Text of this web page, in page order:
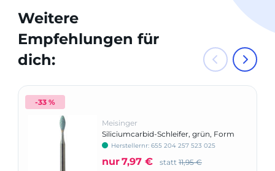
Weitere
Empfehlungen für
dich:
-33 %
Meisinger
Siliciumcarbid-Schleifer, grün, Form
666Herstellernr: 655 204 257 523 025
nur7,97 € statt 11,95 €